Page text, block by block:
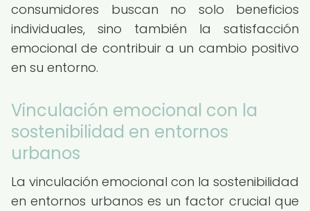
consumidores buscan no solo beneficios
individuales, sino también la satisfacción
emocional de contribuir a un cambio positivo
en su entorno.
Vinculación emocional con la
sostenibilidad en entornos
urbanos
La vinculación emocional con la sostenibilidad
en entornos urbanos es un factor crucial que